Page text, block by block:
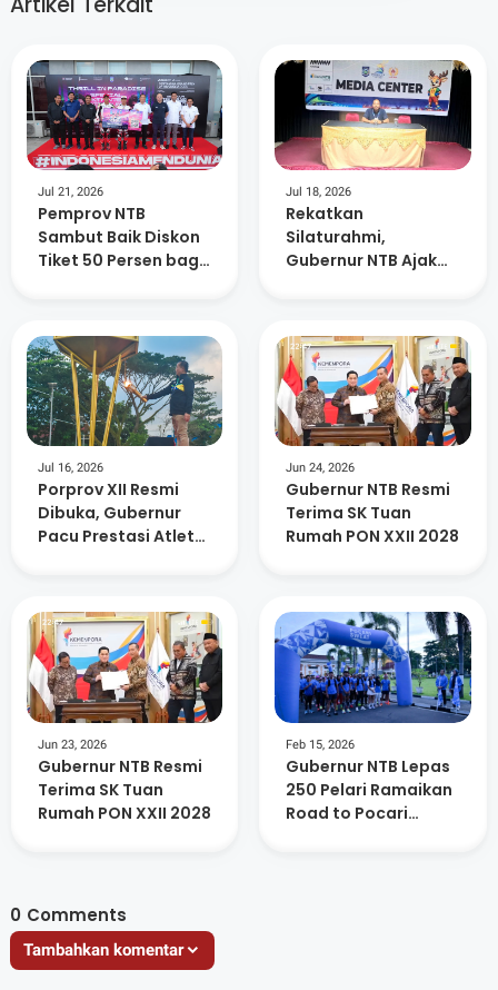
Jul 21, 2026
Pemprov NTB
Sambut Baik Diskon
Tiket 50 Persen bagi
Jul 18, 2026
Rekatkan
Silaturahmi,
Gubernur NTB Ajak
Jul 16, 2026
Porprov XII Resmi
Dibuka, Gubernur
Pacu Prestasi Atlet
Jun 24, 2026
Gubernur NTB Resmi
Terima SK Tuan
Rumah PON XXII 2028
Jun 23, 2026
Gubernur NTB Resmi
Terima SK Tuan
Rumah PON XXII 2028
Feb 15, 2026
Gubernur NTB Lepas
250 Pelari Ramaikan
Road to Pocari
0 Comments
Tambahkan komentar